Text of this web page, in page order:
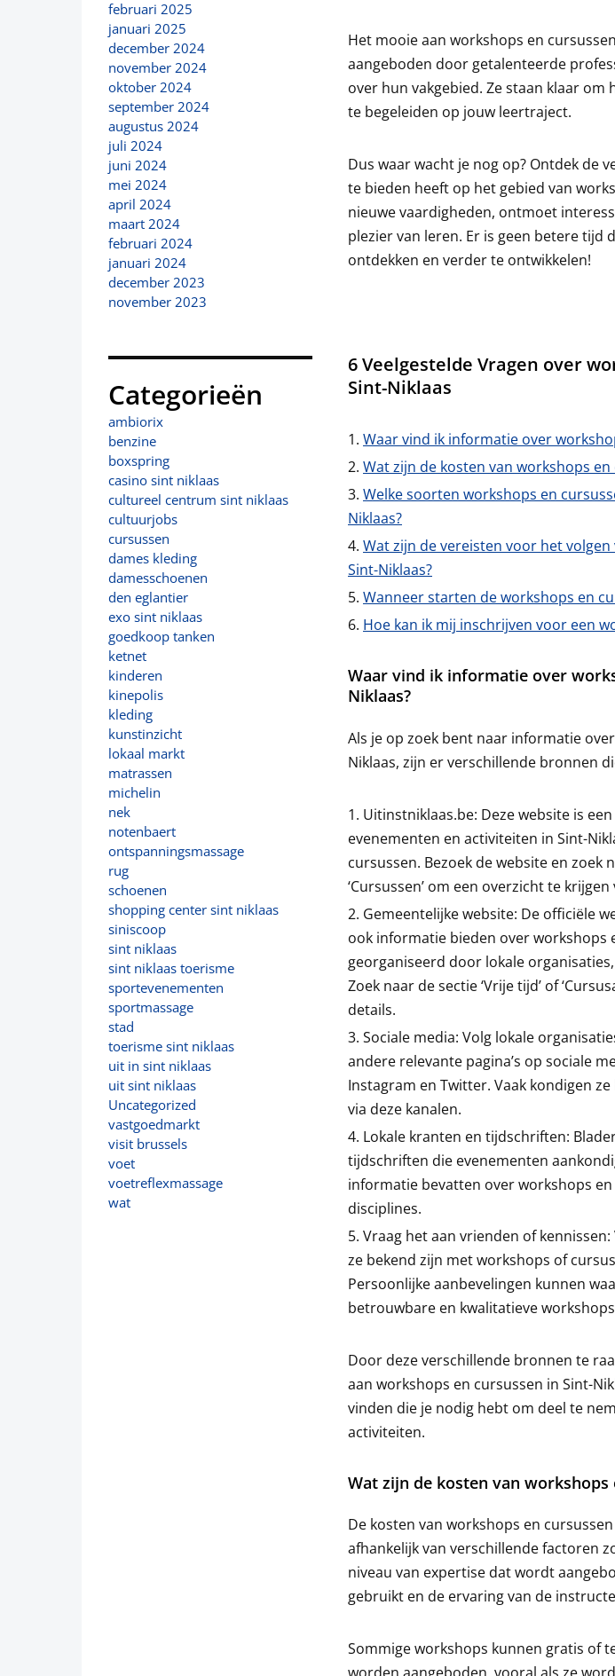
februari 2025
januari 2025
december 2024
november 2024
oktober 2024
september 2024
augustus 2024
juli 2024
juni 2024
mei 2024
april 2024
maart 2024
februari 2024
januari 2024
december 2023
november 2023
Categorieën
ambiorix
benzine
boxspring
casino sint niklaas
cultureel centrum sint niklaas
cultuurjobs
cursussen
dames kleding
damesschoenen
den eglantier
exo sint niklaas
goedkoop tanken
ketnet
kinderen
kinepolis
kleding
kunstinzicht
lokaal markt
matrassen
michelin
nek
notenbaert
ontspanningsmassage
rug
schoenen
shopping center sint niklaas
siniscoop
sint niklaas
sint niklaas toerisme
sportevenementen
sportmassage
stad
toerisme sint niklaas
uit in sint niklaas
uit sint niklaas
Uncategorized
vastgoedmarkt
visit brussels
voet
voetreflexmassage
wat
Het mooie aan workshops en
aangeboden door getalenteerde
over hun vakgebied. Ze staan klaar
te begeleiden op jouw leertraject.
Dus waar wacht je nog op? Ontdek de
te bieden heeft op het gebied van
nieuwe vaardigheden, ontmoet
plezier van leren. Er is geen betere tijd
ontdekken en verder te ontwikkelen!
6 Veelgestelde Vragen over
Sint-Niklaas
Waar vind ik informatie over
Wat zijn de kosten van workshops
Welke soorten workshops en
Niklaas?
Wat zijn de vereisten voor het
Sint-Niklaas?
Wanneer starten de workshops en
Hoe kan ik mij inschrijven voor een
Waar vind ik informatie over
Niklaas?
Als je op zoek bent naar informatie
Niklaas, zijn er verschillende bronnen
Uitinstniklaas.be: Deze website is
evenementen en activiteiten in Sint-
cursussen. Bezoek de website en zoek
‘Cursussen’ om een overzicht te
Gemeentelijke website: De officiële
ook informatie bieden over workshops
georganiseerd door lokale
Zoek naar de sectie ‘Vrije tijd’ of
details.
Sociale media: Volg lokale
andere relevante pagina’s op sociale
Instagram en Twitter. Vaak kondigen
via deze kanalen.
Lokale kranten en tijdschriften:
tijdschriften die evenementen
informatie bevatten over workshops
disciplines.
Vraag het aan vrienden of
ze bekend zijn met workshops of
Persoonlijke aanbevelingen kunnen
betrouwbare en kwalitatieve
Door deze verschillende bronnen te
aan workshops en cursussen in Sint-
vinden die je nodig hebt om deel te
activiteiten.
Wat zijn de kosten van workshops
De kosten van workshops en
afhankelijk van verschillende factoren
niveau van expertise dat wordt
gebruikt en de ervaring van de
Sommige workshops kunnen gratis of